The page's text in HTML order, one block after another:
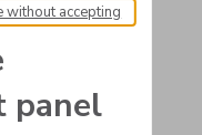
panel
without accepting